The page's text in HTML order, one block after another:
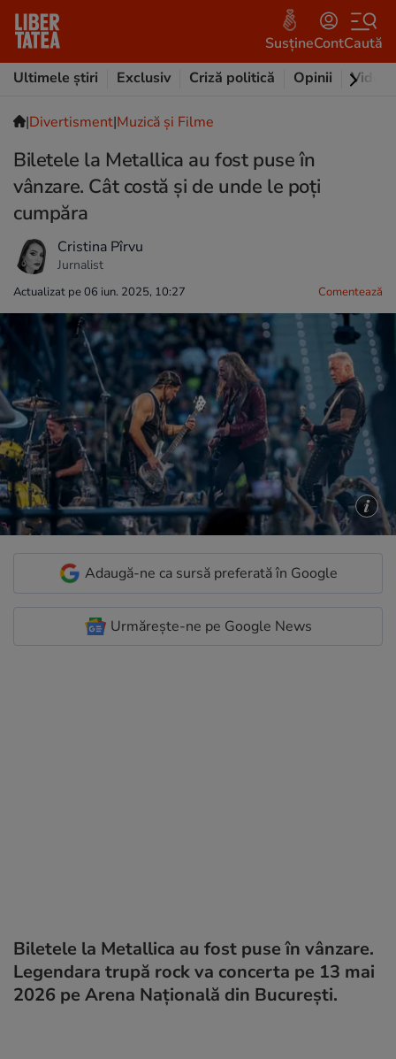
SusțineContCaută
Ultimele știri
Exclusiv Criză politică Opinii Video
|Divertisment|Muzică și Filme
Biletele la Metallica au fost puse în
vânzare. Cât costă și de unde le poți
cumpăra
Cristina Pîrvu
Jurnalist
Actualizat pe 06 iun. 2025, 10:27 Comentează
Adaugă-ne ca sursă preferată în Google
Urmărește-ne pe Google News
Biletele la Metallica au fost puse în vânzare.
Legendara trupă rock va concerta pe 13 mai
2026 pe Arena Națională din București.